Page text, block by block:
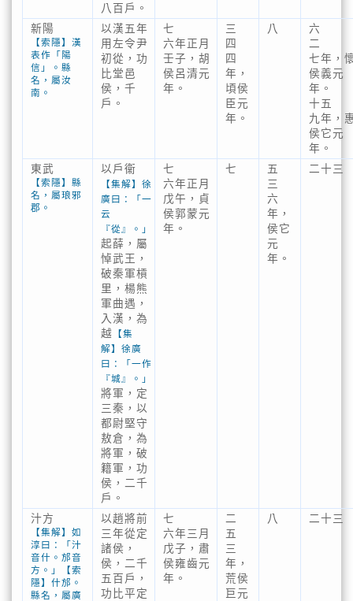
八百戶。
新陽
【索隱】漢
表作「陽
信」。縣
名，屬汝
南。
以漢五年
用左令尹
初從，功
比堂邑
侯，千
戶。
七
六年正月
壬子，胡
侯呂清元
年。
三
四
四
年，
頃侯
臣元
年。
八
六
二
七年，
侯義元
年。
十五
九年，
侯它元
年。
東武
【索隱】縣
名，屬琅邪
郡。
以戶衞
【集解】徐
廣曰：「一
云
『從』。」
起薛，屬
悼武王，
破秦軍槓
里，楊熊
軍曲遇，
入漢，為
越 【集
解】徐廣
曰：「一作
『城』。」
將軍，定
三秦，以
都尉堅守
敖倉，為
將軍，破
籍軍，功
侯，二千
戶。
七
六年正月
戊午，貞
侯郭蒙元
年。
七
五
三
六
年，
侯它
元
年。
二十三
汁方
【集解】如
淳曰：「汁
音什。邡音
方。」【索
隱】什邡。
縣名，屬廣
以趙將前
三年從定
諸侯，
侯，二千
五百戶，
功比平定
七
六年三月
戊子，肅
侯雍齒元
年。
二
五
三
年，
荒侯
巨元
八 二十三